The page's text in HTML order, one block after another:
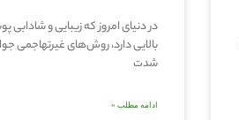
در دنیای امروز که زیبایی و شادابی
بالایی دارد، روش‌های غیرتهاجمی
شدت
ادامه مطلب »